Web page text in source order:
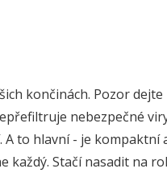
končinách. Pozor
nebezpečné
to hlavní - je kompaktní
každý. Stačí nasadit na